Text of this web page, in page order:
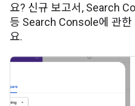
요? 신규 보고서, Search
등 Search Console에 관한
요.